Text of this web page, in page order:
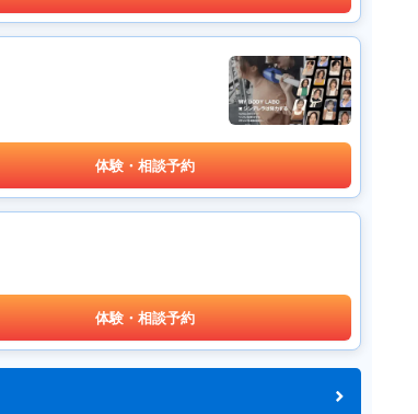
体験・相談予約
体験・相談予約